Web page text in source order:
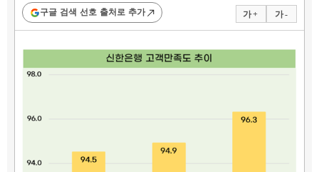
가 + 가 -
구글 검색 선호 출처로 추가